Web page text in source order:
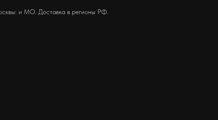
и МО. Доставка в регионы РФ.